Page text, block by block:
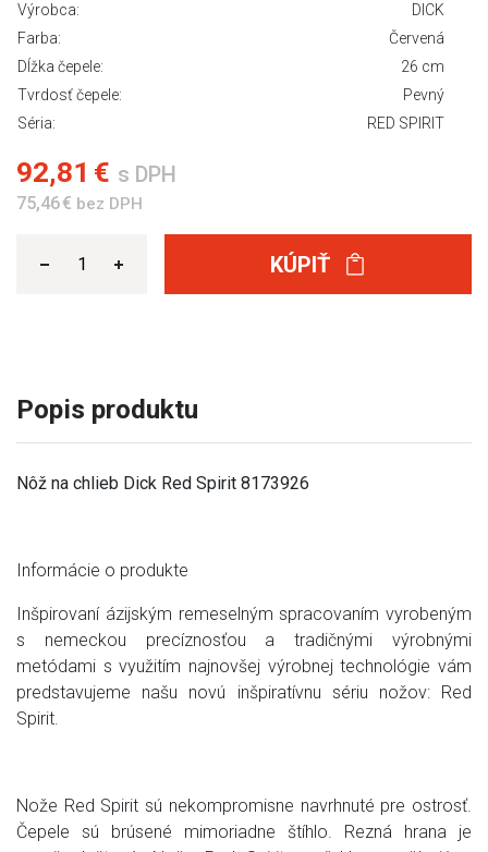
Výrobca:
DICK
Farba:
Červená
Dĺžka čepele:
26 cm
Tvrdosť čepele:
Pevný
Séria:
RED SPIRIT
92,81 € s DPH
75,46 € bez DPH
KÚPIŤ
Popis produktu
Nôž na chlieb Dick Red Spirit 8173926
Informácie o produkte
Inšpirovaní ázijským remeselným spracovaním vyrobeným
s nemeckou precíznosťou a tradičnými výrobnými
metódami s využitím najnovšej výrobnej technológie vám
predstavujeme našu novú inšpiratívnu sériu nožov: Red
Spirit.
Nože Red Spirit sú nekompromisne navrhnuté pre ostrosť.
Čepele sú brúsené mimoriadne štíhlo. Rezná hrana je